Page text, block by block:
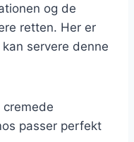
og de
retten. Her er
servere denne
cremede
passer perfekt